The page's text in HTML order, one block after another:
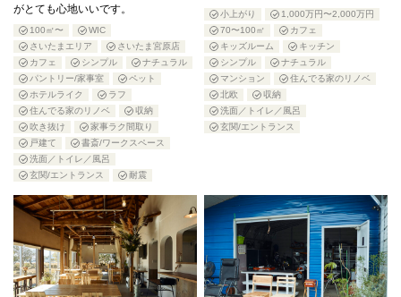
がとても心地いいです。
100㎡〜
WIC
さいたまエリア
さいたま宮原店
カフェ
シンプル
ナチュラル
パントリー/家事室
ペット
ホテルライク
ラフ
住んでる家のリノベ
収納
吹き抜け
家事ラク間取り
戸建て
書斎/ワークスペース
洗面／トイレ／風呂
玄関/エントランス
耐震
小上がり
1,000万円〜2,000万円
70〜100㎡
カフェ
キッズルーム
キッチン
シンプル
ナチュラル
マンション
住んでる家のリノベ
北欧
収納
洗面／トイレ／風呂
玄関/エントランス